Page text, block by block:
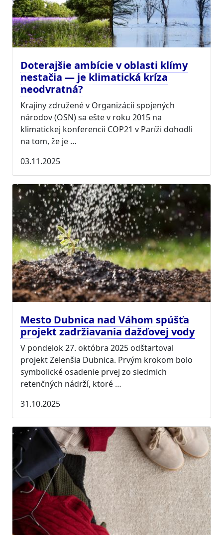
Doterajšie ambície v oblasti klímy
nestačia — je klimatická kríza
neodvratná?
Krajiny združené v Organizácii spojených
národov (OSN) sa ešte v roku 2015 na
klimatickej konferencii COP21 v Paríži dohodli
na tom, že je …
03.11.2025
Mesto Dubnica nad Váhom spúšťa
projekt zadržiavania dažďovej vody
V pondelok 27. októbra 2025 odštartoval
projekt Zelenšia Dubnica. Prvým krokom bolo
symbolické osadenie prvej zo siedmich
retenčných nádrží, ktoré …
31.10.2025